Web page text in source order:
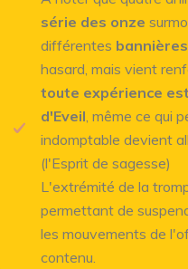
série des onze
différentes
hasard, mais vient
toute expérience
d'Eveil , même ce qui
indomptable devient
(l'Esprit de sagesse)
L'extrémité de la
permettant de
les mouvements de
contenu.